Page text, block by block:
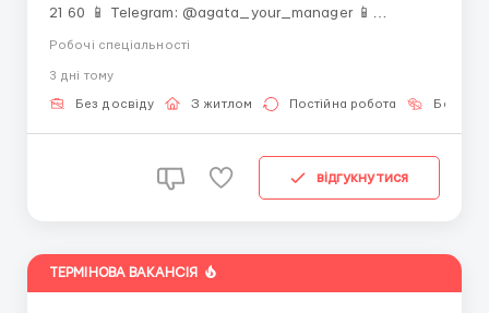
21 60 📱 Telegram: @agata_your_manager 📱
Telegram: ‼️ ОБЯЗАТЕЛЬНО ПИШИТЕ ПЕРВЫМИ ‼️
Современное производство • 💰 Высокие зарплаты
Работа на кофе-заводе — стабильность и досто...
Робочі спеціальності
3 днi тому
Без досвіду З житлом Постійна робота Без
відгукнутися
ТЕРМІНОВА ВАКАНСІЯ